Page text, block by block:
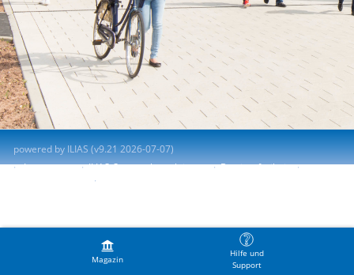
Magazin
Hilfe und
Support
powered by ILIAS (v9.21 2026-07-07)
Impressum
ILIAS-Support kontaktieren
Barrierefreiheit